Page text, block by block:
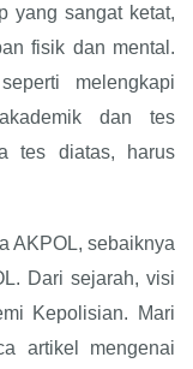
yang sangat ketat,
fisik dan mental.
melengkapi
dan tes
tes diatas, harus
AKPOL, sebaiknya
Dari sejarah, visi
Kepolisian. Mari
artikel mengenai